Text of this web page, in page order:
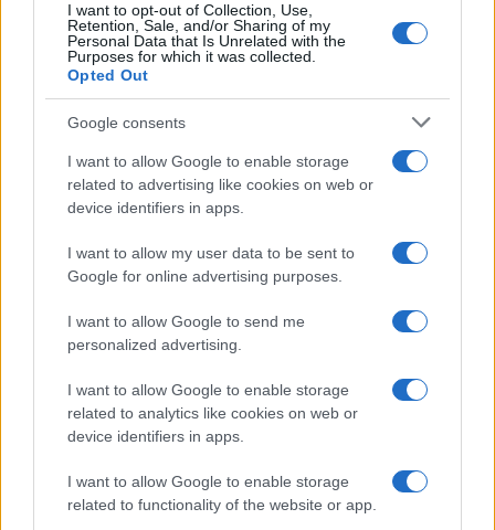
I want to opt-out of Collection, Use,
Retention, Sale, and/or Sharing of my
Personal Data that Is Unrelated with the
Purposes for which it was collected.
Opted Out
Google consents
I want to allow Google to enable storage
related to advertising like cookies on web or
device identifiers in apps.
I want to allow my user data to be sent to
Google for online advertising purposes.
I want to allow Google to send me
personalized advertising.
I want to allow Google to enable storage
related to analytics like cookies on web or
device identifiers in apps.
I want to allow Google to enable storage
related to functionality of the website or app.
I nostri cari
I nostri cari
Giovannimaria Cabras